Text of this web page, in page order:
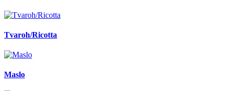
Tvaroh/Ricotta
Maslo